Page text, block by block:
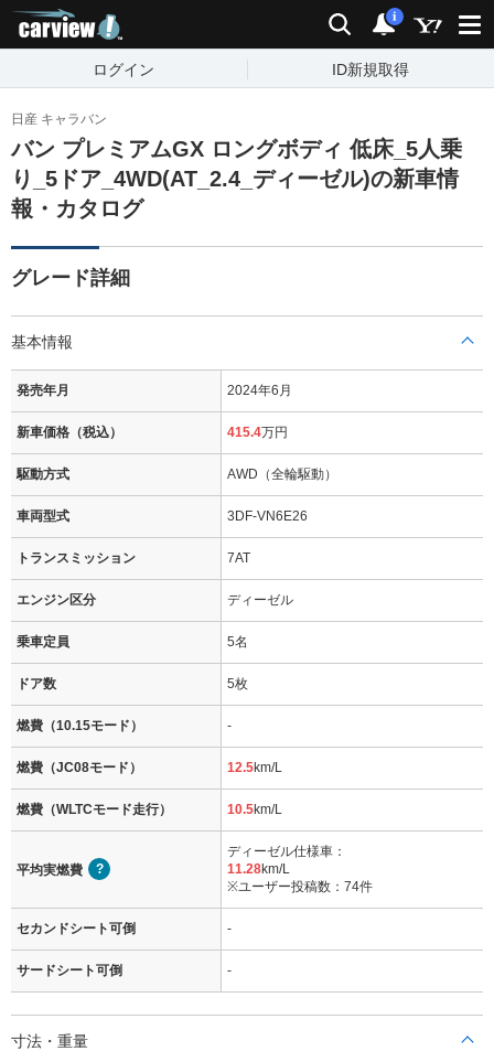
検索 通知
i
ログイン ID新規取得
日産 キャラバン
バン プレミアムGX ロングボディ 低床_5人乗
り_5ドア_4WD(AT_2.4_ディーゼル)の新車情
報・カタログ
グレード詳細
基本情報
発売年月 2024年6月
新車価格（税込） 415.4万円
駆動方式 AWD（全輪駆動）
車両型式 3DF-VN6E26
トランスミッション 7AT
エンジン区分 ディーゼル
乗車定員 5名
ドア数 5枚
燃費（10.15モード） -
燃費（JC08モード） 12.5km/L
燃費（WLTCモード走行） 10.5km/L
平均実燃費
ディーゼル仕様車：
11.28km/L
※ユーザー投稿数：74件
セカンドシート可倒 -
サードシート可倒 -
寸法・重量